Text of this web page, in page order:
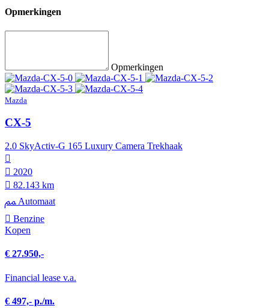
Opmerkingen
Opmerkingen
Mazda
CX-5
2.0 SkyActiv-G 165 Luxury Camera Trekhaak
2020
82.143 km
Automaat
Benzine
Kopen
€ 27.950,-
Financial lease v.a.
€ 497,- p./m.